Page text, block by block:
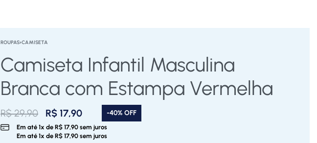
ROUPAS›CAMISETA
Camiseta Infantil Masculina
Branca com Estampa Vermelha
R$29,90 R$ 17,90 -40% OFF
Em até 1x de R$ 17,90 sem juros
Em até 1x de R$ 17,90 sem juros